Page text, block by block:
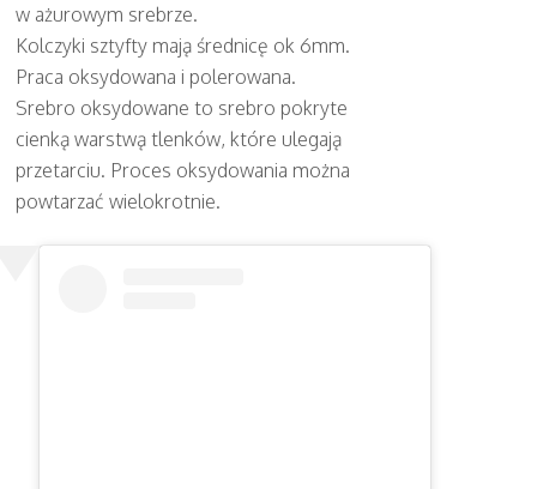
w ażurowym srebrze.
Kolczyki sztyfty mają średnicę ok 6mm.
Praca oksydowana i polerowana.
Srebro oksydowane to srebro pokryte
cienką warstwą tlenków, które ulegają
przetarciu. Proces oksydowania można
powtarzać wielokrotnie.